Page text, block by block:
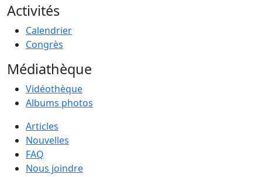
Activités
Calendrier
Congrès
Médiathèque
Vidéothèque
Albums photos
Articles
Nouvelles
FAQ
Nous joindre